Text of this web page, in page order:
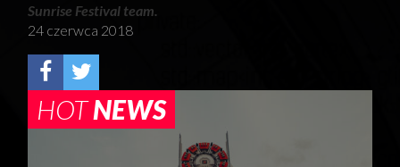
Sunrise Festival team.
24 czerwca 2018
HOTNEWS